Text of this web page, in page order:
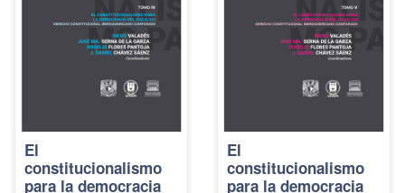
El
constitucionalismo
para la democracia
El
constitucionalismo
para la democracia